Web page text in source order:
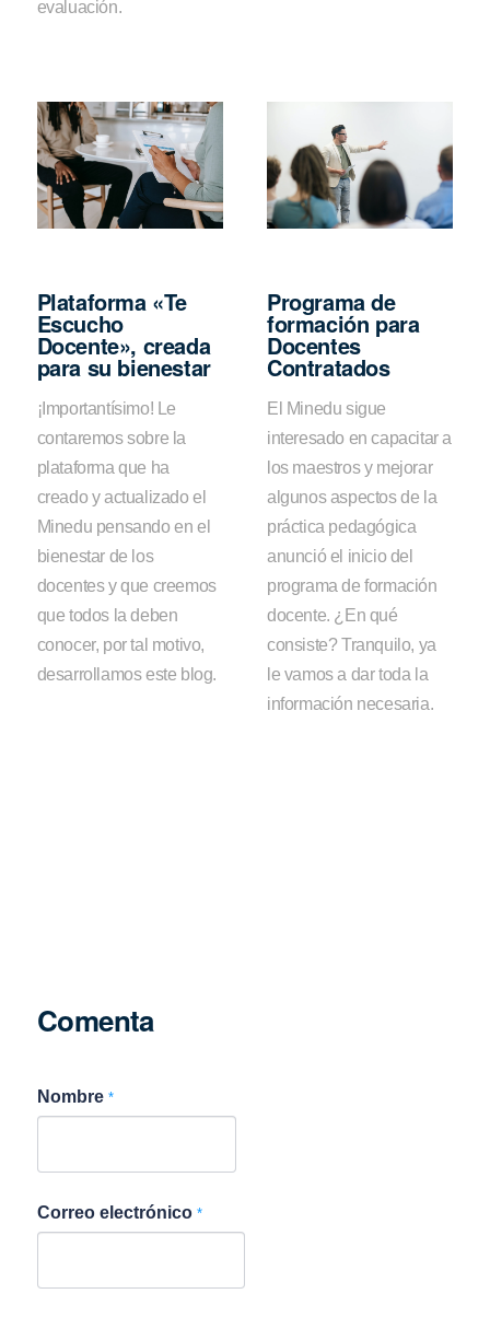
evaluación.
Plataforma «Te
Escucho
Docente», creada
para su bienestar
¡Importantísimo! Le
contaremos sobre la
plataforma que ha
creado y actualizado el
Minedu pensando en el
bienestar de los
docentes y que creemos
que todos la deben
conocer, por tal motivo,
desarrollamos este blog.
Programa de
formación para
Docentes
Contratados
El Minedu sigue
interesado en capacitar a
los maestros y mejorar
algunos aspectos de la
práctica pedagógica
anunció el inicio del
programa de formación
docente. ¿En qué
consiste? Tranquilo, ya
le vamos a dar toda la
información necesaria.
Comenta
Nombre *
Correo electrónico *